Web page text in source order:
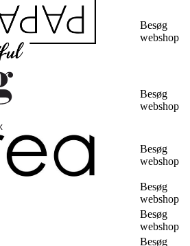
Besøg
webshop
Besøg
webshop
Besøg
webshop
Besøg
webshop
Besøg
webshop
Besøg